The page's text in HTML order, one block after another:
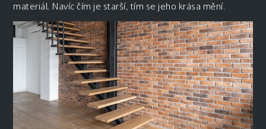
materiál. Navíc čím je starší, tím se jeho krása mění.